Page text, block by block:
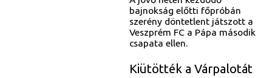
bajnokság előtti főpróbán
szerény döntetlent játszott a
Veszprém FC a Pápa második
csapata ellen.
Kiütötték a Várpalotát